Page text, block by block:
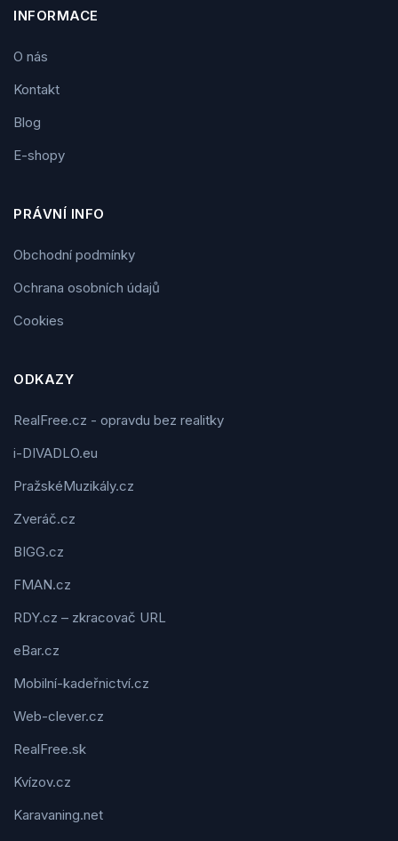
INFORMACE
O nás
Kontakt
Blog
E-shopy
PRÁVNÍ INFO
Obchodní podmínky
Ochrana osobních údajů
Cookies
ODKAZY
RealFree.cz - opravdu bez realitky
i-DIVADLO.eu
PražskéMuzikály.cz
Zveráč.cz
BIGG.cz
FMAN.cz
RDY.cz – zkracovač URL
eBar.cz
Mobilní-kadeřnictví.cz
Web-clever.cz
RealFree.sk
Kvízov.cz
Karavaning.net